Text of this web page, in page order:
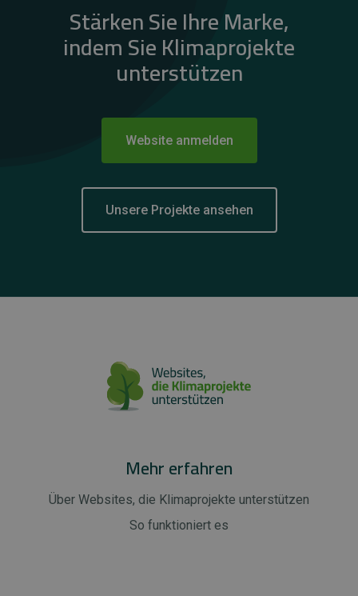
Stärken Sie Ihre Marke,
indem Sie Klimaprojekte
unterstützen
Website anmelden
Unsere Projekte ansehen
Mehr erfahren
Über Websites, die Klimaprojekte unterstützen
So funktioniert es